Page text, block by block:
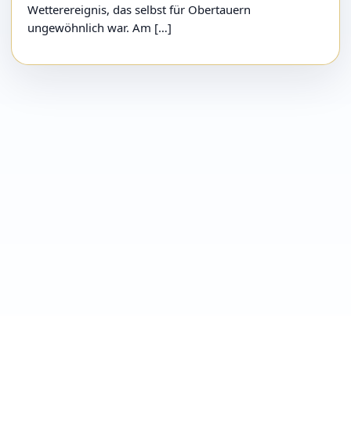
Wetterereignis, das selbst für Obertauern
ungewöhnlich war. Am […]